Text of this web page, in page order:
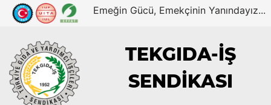
Emeğin Gücü, Emekçinin Yanındayız...
TEKGIDA-İŞ
SENDİKASI